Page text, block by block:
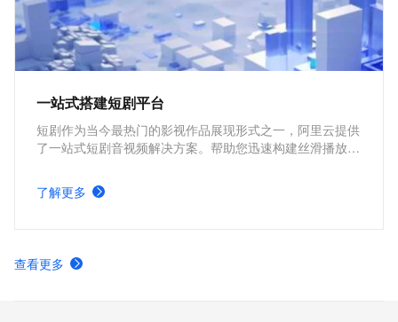
一站式搭建短剧平台
短剧作为当今最热门的影视作品展现形式之一，阿里云提供
了一站式短剧音视频解决方案。帮助您迅速构建丝滑播放体
能生产的短剧平台。
了解更多
查看更多